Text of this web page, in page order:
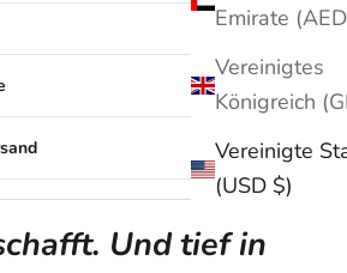
Vereinigtes
Vereinigte
(USD $)
Rückgaberecht für alle Artikel (mit
Falls Ihr Kauf beschädigt
KOSTENLOSEN VERSANDfür alle
Und tief in